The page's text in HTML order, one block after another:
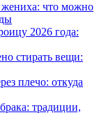
что можно
2026 года:
стирать вещи:
плечо: откуда
традиции,